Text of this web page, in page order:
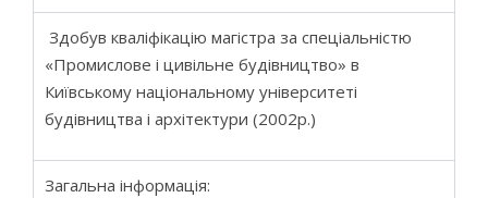
Здобув кваліфікацію магістра за спеціальністю
«Промислове і цивільне будівництво» в
Київському національному університеті
будівництва і архітектури (2002р.)
Загальна інформація: